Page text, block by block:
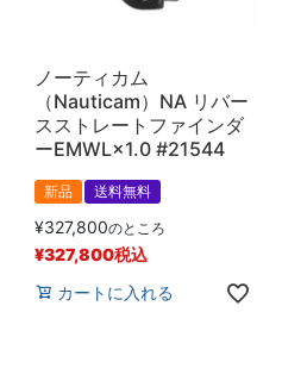
ノーティカム
（Nauticam）NA リバー
スストレートファインダ
ーEMWL×1.0 #21544
新品 送料無料
¥327,800のところ
¥327,800税込
カートに入れる